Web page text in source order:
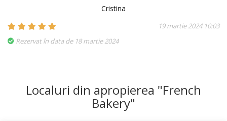
Cristina
19 martie 2024 10:03
Rezervat în data de 18 martie 2024
Localuri din apropierea "French
Bakery"